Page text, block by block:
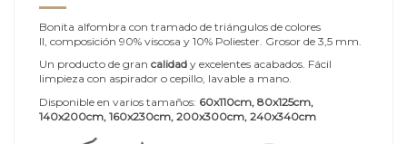
Bonita alfombra con tramado de triángulos de colores
II, composición 90% viscosa y 10% Poliester. Grosor de 3,5 mm.
Un producto de gran calidad y excelentes acabados. Fácil
limpieza con aspirador o cepillo, lavable a mano.
Disponible en varios tamaños: 60x110cm, 80x125cm,
140x200cm, 160x230cm, 200x300cm, 240x340cm